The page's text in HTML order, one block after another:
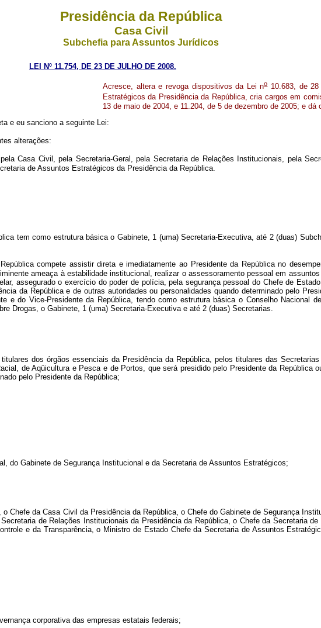
Presidência da República
Casa Civil
Subchefia para Assuntos Jurídicos
LEI Nº 11.754, DE 23 DE JULHO DE 2008.
Acresce, altera e revoga dispositivos da Lei no10.683, de 28
Estratégicos da Presidência da República, cria cargos em
13 de maio de 2004, e 11.204, de 5 de dezembro de 2005; e dá
e eu sanciono a seguinte Lei:
alterações:
Casa Civil, pela Secretaria-Geral, pela Secretaria de Relações Institucionais, pela
de Assuntos Estratégicos da Presidência da República.
tem como estrutura básica o Gabinete, 1 (uma) Secretaria-Executiva, até 2 (duas)
compete assistir direta e imediatamente ao Presidente da República no
ameaça à estabilidade institucional, realizar o assessoramento pessoal em
assegurado o exercício do poder de polícia, pela segurança pessoal do Chefe de
da República e de outras autoridades ou personalidades quando determinado pelo
e do Vice-Presidente da República, tendo como estrutura básica o Conselho Nacional
Drogas, o Gabinete, 1 (uma) Secretaria-Executiva e até 2 (duas) Secretarias.
dos órgãos essenciais da Presidência da República, pelos titulares das
de Aqüicultura e Pesca e de Portos, que será presidido pelo Presidente da República
pelo Presidente da República;
do Gabinete de Segurança Institucional e da Secretaria de Assuntos Estratégicos;
Chefe da Casa Civil da Presidência da República, o Chefe do Gabinete de Segurança
de Relações Institucionais da Presidência da República, o Chefe da Secretaria
e da Transparência, o Ministro de Estado Chefe da Secretaria de Assuntos
corporativa das empresas estatais federais;